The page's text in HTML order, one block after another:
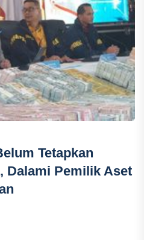
Tetapkan
Dalami Pemilik Aset